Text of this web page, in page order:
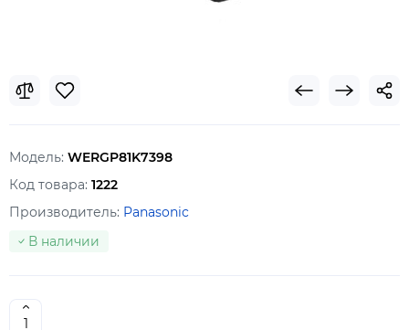
Модель: WERGP81K7398
Код товара: 1222
Производитель: Panasonic
В наличии